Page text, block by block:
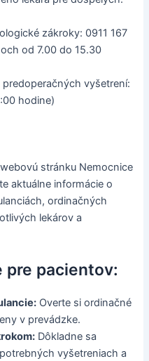
zákroky: 0911 167
od 7.00 do 15.30
vyšetrení:
hodine)
stránku Nemocnice
aktuálne informácie o
ordinačných
lekárov a
pre pacientov:
Overte si ordinačné
v prevádzke.
Dôkladne sa
vyšetreniach a